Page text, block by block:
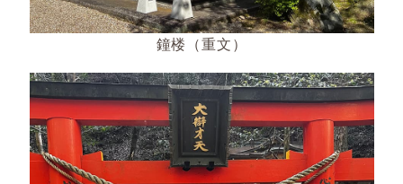
鐘楼（重文）